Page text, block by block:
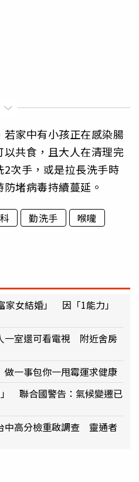
家中有小孩正在感染腸
共食，且大人在清理完
次手，或是拉長洗手時
堵病毒持續蔓延。
勤洗手
喉嚨
家女結婚」 因「1能力」
一室還可看電視 附近舍房
一事包你一甩霉運求健康
聯合國警告：氣候變遷已
中高分檢重啟調查 靈通者